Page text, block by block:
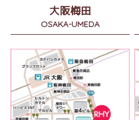
大阪梅田
OSAKA-UMEDA